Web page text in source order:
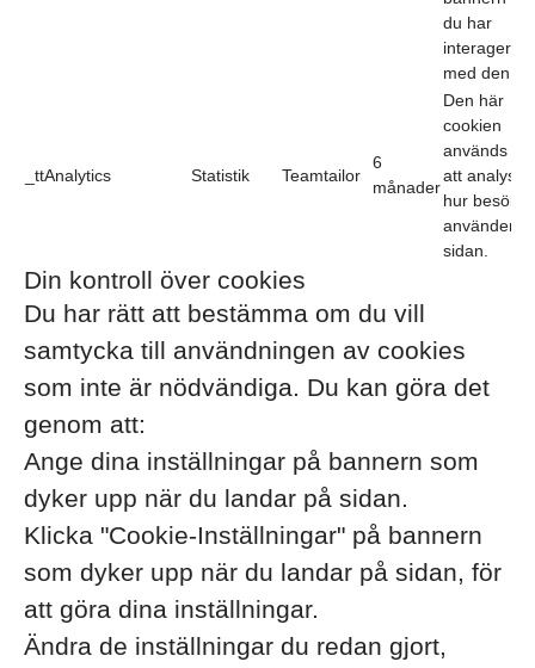
du har
interagerat
med den.
_ttAnalytics Statistik Teamtailor
6
månader
Den här
cookien
används för
att
hur
använder
sidan.
Din kontroll över cookies
Du har rätt att bestämma om du vill
samtycka till användningen av cookies
som inte är nödvändiga. Du kan göra det
genom att:
Ange dina inställningar på bannern som
dyker upp när du landar på sidan.
Klicka "Cookie-Inställningar" på bannern
som dyker upp när du landar på sidan, för
att göra dina inställningar.
Ändra de inställningar du redan gjort,